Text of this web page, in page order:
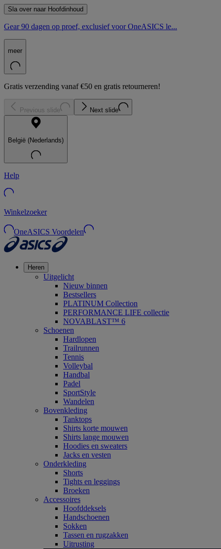
Sla over naar Hoofdinhoud
Gear 90 dagen op proef, exclusief voor OneASICS le...
meer
Gratis verzending vanaf €50 en gratis retourneren!
Previous slide Next slide
België (Nederlands)
Help
Winkelzoeker
OneASICS Voordelen
Heren
Uitgelicht
Nieuw binnen
Bestsellers
PLATINUM Collection
PERFORMANCE LIFE collectie
NOVABLAST™ 6
Schoenen
Hardlopen
Trailrunnen
Tennis
Volleybal
Handbal
Padel
SportStyle
Wandelen
Bovenkleding
Tanktops
Shirts korte mouwen
Shirts lange mouwen
Hoodies en sweaters
Jacks en vesten
Onderkleding
Shorts
Tights en leggings
Broeken
Accessoires
Hoofddeksels
Handschoenen
Sokken
Tassen en rugzakken
Uitrusting